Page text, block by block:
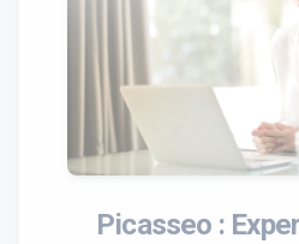
Picasseo :